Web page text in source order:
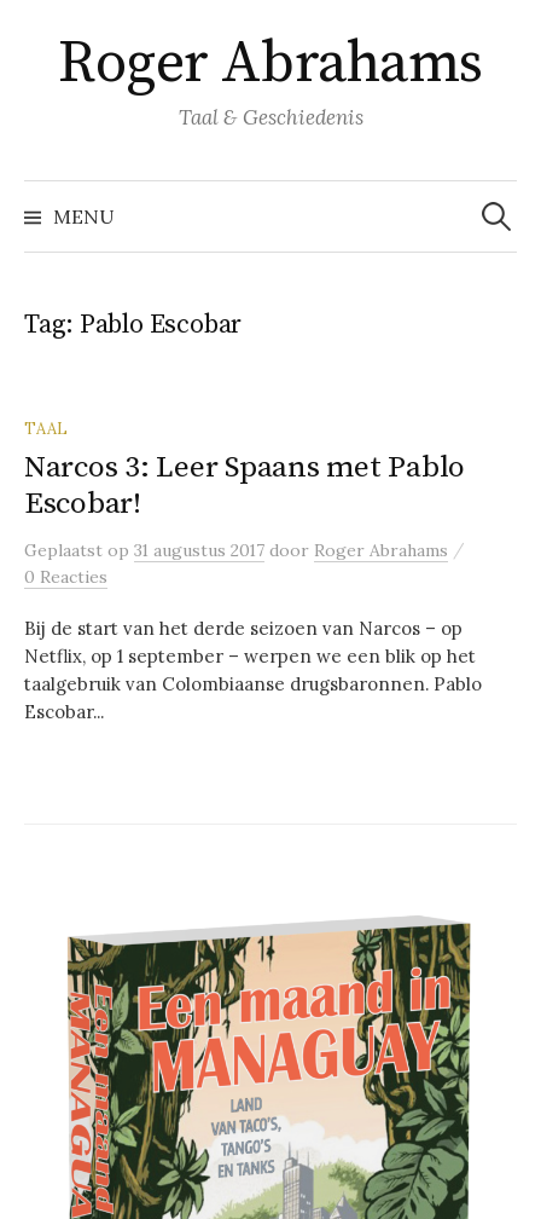
inhoud
springen
Roger Abrahams
Taal & Geschiedenis
MENU
Zoeken
naar:
Tag: Pablo Escobar
TAAL
Narcos 3: Leer Spaans met Pablo
Escobar!
Geplaatst op 31 augustus 2017 door Roger Abrahams /
0 Reacties
Bij de start van het derde seizoen van Narcos – op
Netflix, op 1 september – werpen we een blik op het
taalgebruik van Colombiaanse drugsbaronnen. Pablo
Escobar...